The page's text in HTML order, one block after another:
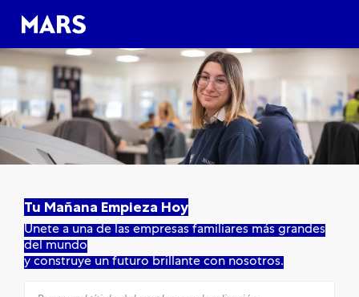
Tu Mañana Empieza Hoy
Únete a una de las empresas familiares más grandes
del mundo
y construye un futuro brillante con nosotros.